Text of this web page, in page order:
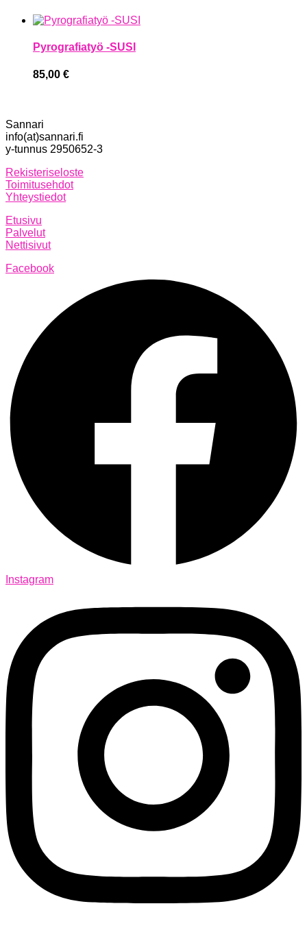
Pyrografiatyö -SUSI
85,00 €
Sannari
info(at)sannari.fi
y-tunnus 2950652-3
Rekisteriseloste
Toimitusehdot
Yhteystiedot
Etusivu
Palvelut
Nettisivut
Facebook
Instagram